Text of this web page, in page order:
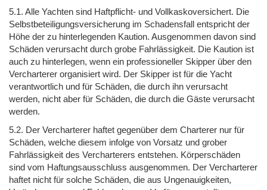
5.1. Alle Yachten sind Haftpflicht- und Vollkaskoversichert. Die
Selbstbeteiligungsversicherung im Schadensfall entspricht der
Höhe der zu hinterlegenden Kaution. Ausgenommen davon sind
Schäden verursacht durch grobe Fahrlässigkeit. Die Kaution ist
auch zu hinterlegen, wenn ein professioneller Skipper über den
Vercharterer organisiert wird. Der Skipper ist für die Yacht
verantwortlich und für Schäden, die durch ihn verursacht
werden, nicht aber für Schäden, die durch die Gäste verursacht
werden.
5.2. Der Vercharterer haftet gegenüber dem Charterer nur für
Schäden, welche diesem infolge von Vorsatz und grober
Fahrlässigkeit des Vercharterers entstehen. Körperschäden
sind vom Haftungsausschluss ausgenommen. Der Vercharterer
haftet nicht für solche Schäden, die aus Ungenauigkeiten,